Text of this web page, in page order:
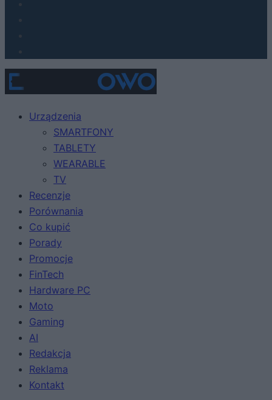
Urządzenia
SMARTFONY
TABLETY
WEARABLE
TV
Recenzje
Porównania
Co kupić
Porady
Promocje
FinTech
Hardware PC
Moto
Gaming
AI
Redakcja
Reklama
Kontakt